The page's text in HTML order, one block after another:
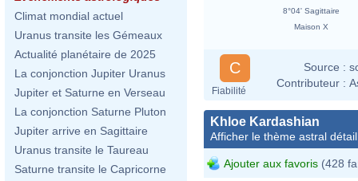
Climat mondial actuel
Uranus transite les Gémeaux
Actualité planétaire de 2025
La conjonction Jupiter Uranus
Jupiter et Saturne en Verseau
La conjonction Saturne Pluton
Jupiter arrive en Sagittaire
Uranus transite le Taureau
Saturne transite le Capricorne
8°04' Sagittaire
Maison X
C
Fiabilité
Source :
Contributeur :
Khloe Kardashian
Afficher le thème astral
Ajouter aux favoris (428